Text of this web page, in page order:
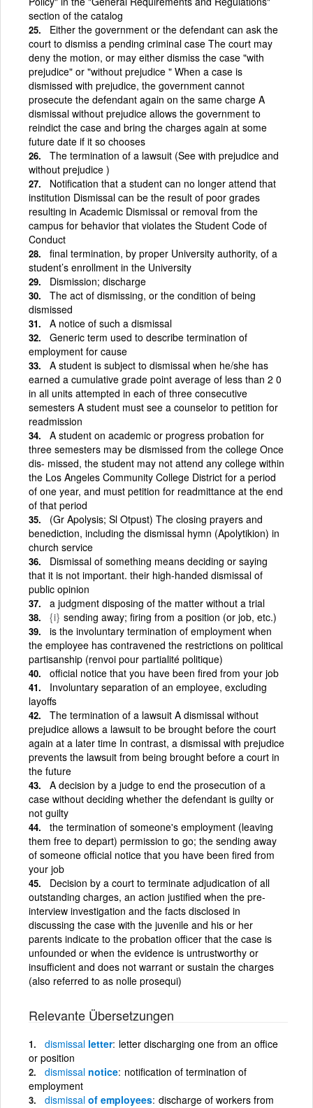
section of the catalog
Either the government or the defendant can ask the
court to dismiss a pending criminal case The court may
deny the motion, or may either dismiss the case "with
prejudice" or "without prejudice " When a case is
dismissed with prejudice, the government cannot
prosecute the defendant again on the same charge A
dismissal without prejudice allows the government to
reindict the case and bring the charges again at some
future date if it so chooses
The termination of a lawsuit (See with prejudice and
without prejudice )
Notification that a student can no longer attend that
institution Dismissal can be the result of poor grades
resulting in Academic Dismissal or removal from the
campus for behavior that violates the Student Code of
Conduct
final termination, by proper University authority, of a
student’s enrollment in the University
Dismission; discharge
The act of dismissing, or the condition of being
dismissed
A notice of such a dismissal
Generic term used to describe termination of
employment for cause
A student is subject to dismissal when he/she has
earned a cumulative grade point average of less than 2 0
in all units attempted in each of three consecutive
semesters A student must see a counselor to petition for
readmission
A student on academic or progress probation for
three semesters may be dismissed from the college Once
dis- missed, the student may not attend any college within
the Los Angeles Community College District for a period
of one year, and must petition for readmittance at the end
of that period
(Gr Apolysis; Sl Otpust) The closing prayers and
benediction, including the dismissal hymn (Apolytikion) in
church service
Dismissal of something means deciding or saying
that it is not important. their high-handed dismissal of
public opinion
a judgment disposing of the matter without a trial
{i} sending away; firing from a position (or job, etc.)
is the involuntary termination of employment when
the employee has contravened the restrictions on political
partisanship (renvoi pour partialité politique)
official notice that you have been fired from your job
Involuntary separation of an employee, excluding
layoffs
The termination of a lawsuit A dismissal without
prejudice allows a lawsuit to be brought before the court
again at a later time In contrast, a dismissal with prejudice
prevents the lawsuit from being brought before a court in
the future
A decision by a judge to end the prosecution of a
case without deciding whether the defendant is guilty or
not guilty
the termination of someone's employment (leaving
them free to depart) permission to go; the sending away
of someone official notice that you have been fired from
your job
Decision by a court to terminate adjudication of all
outstanding charges, an action justified when the pre-
interview investigation and the facts disclosed in
discussing the case with the juvenile and his or her
parents indicate to the probation officer that the case is
unfounded or when the evidence is untrustworthy or
insufficient and does not warrant or sustain the charges
(also referred to as nolle prosequi)
Relevante Übersetzungen
dismissal letter letter discharging one from an office
or position
dismissal notice notification of termination of
employment
dismissal of employees discharge of workers from